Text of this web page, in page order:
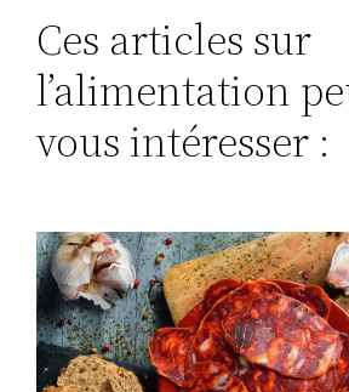
Ces articles sur
l’alimentation
vous intéresser :